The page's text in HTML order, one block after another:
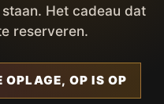
Het cadeau dat
reserveren.
OPLAGE, OP IS OP